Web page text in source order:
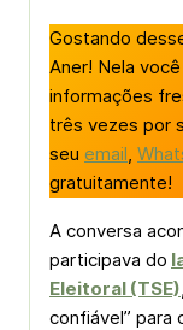
Gostando
Aner! Nela
informações
três vezes por
seu email,
gratuitamente!
A conversa
participava do
Eleitoral (TSE)
confiável” para